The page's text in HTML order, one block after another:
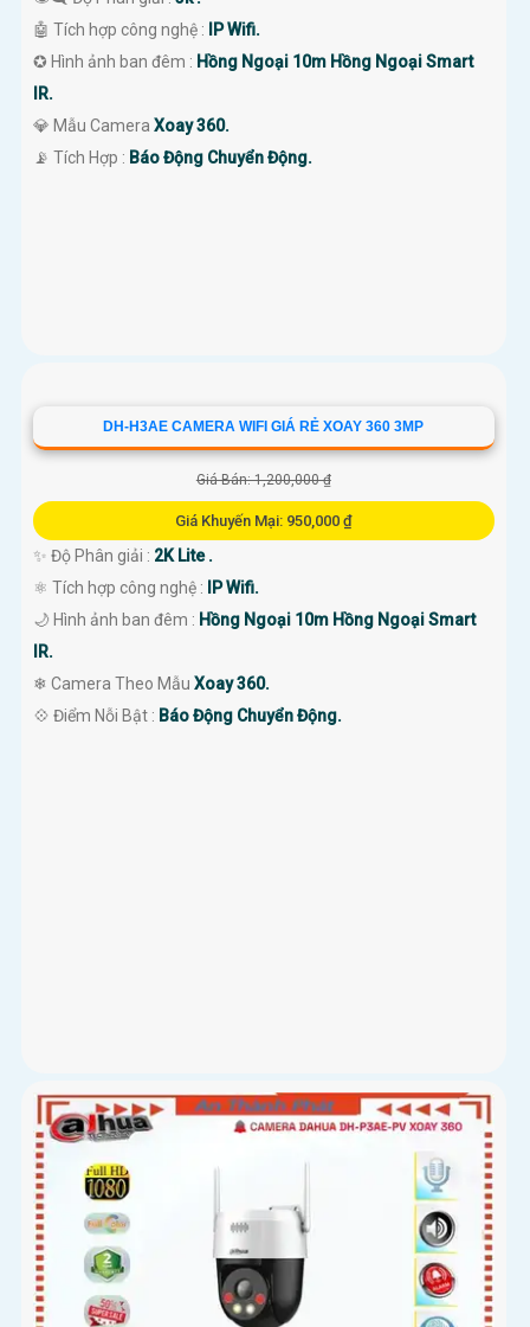
🤖️ Tích hợp công nghệ :
IP Wifi.
✪ Hình ảnh ban đêm : Hồng Ngoại 10m Hồng Ngoại Smart
IR.
💎 Mẫu Camera Xoay 360.
️📡 Tích Hợp : Báo Động Chuyển Động.
DH-H3AE CAMERA WIFI GIÁ RẺ XOAY 360 3MP
Giá Bán: 1,200,000 ₫
Giá Khuyến Mại: 950,000 ₫
✨ Độ Phân giải : 2K Lite .
⚛️ Tích hợp công nghệ :
IP Wifi.
🌙 Hình ảnh ban đêm : Hồng Ngoại 10m Hồng Ngoại Smart
IR.
❄ Camera Theo Mẫu Xoay 360.
️💠 Điểm Nỗi Bật : Báo Động Chuyển Động.